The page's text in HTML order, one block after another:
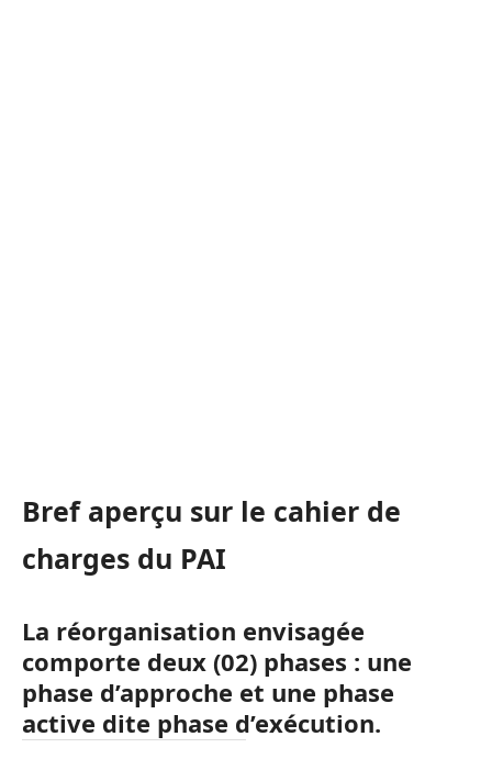
Bref aperçu sur le cahier de
charges du PAI
La réorganisation envisagée
comporte deux (02) phases : une
phase d’approche et une phase
active dite phase d’exécution.